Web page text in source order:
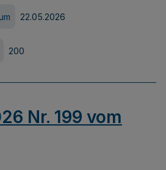
22.05.2026
200
Nr. 199 vom